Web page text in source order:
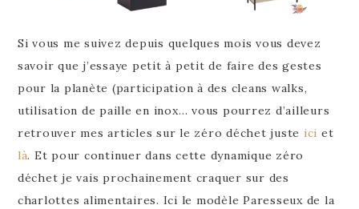
Si vous me suivez depuis quelques mois vous devez
savoir que j’essaye petit à petit de faire des gestes
pour la planète (participation à des cleans walks,
utilisation de paille en inox… vous pourrez d’ailleurs
retrouver mes articles sur le zéro déchet juste ici et
là. Et pour continuer dans cette dynamique zéro
déchet je vais prochainement craquer sur des
charlottes alimentaires. Ici le modèle Paresseux de la